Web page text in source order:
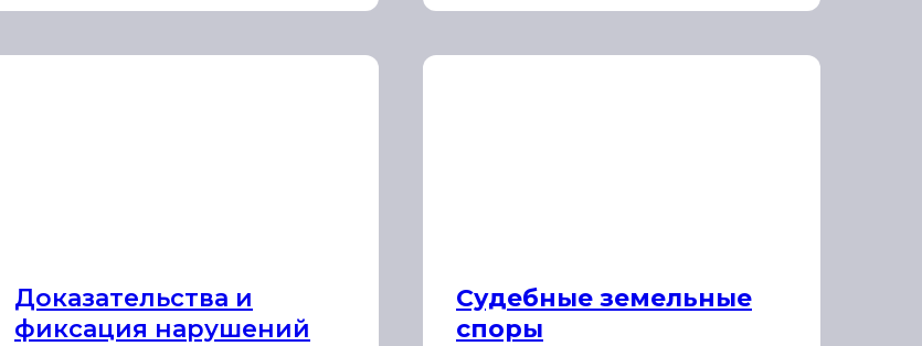
Доказательства и
фиксация нарушений
Судебные земельные
споры